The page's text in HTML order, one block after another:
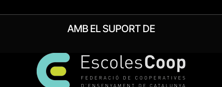
AMB EL SUPORT DE